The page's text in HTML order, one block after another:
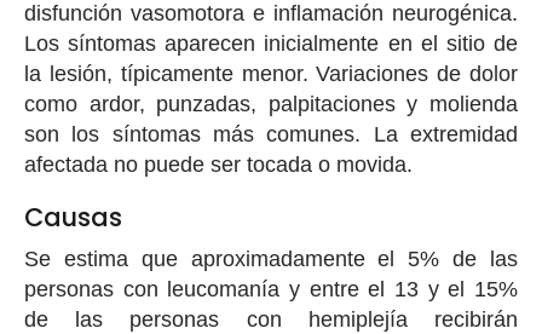
disfunción vasomotora e inflamación neurogénica.
Los síntomas aparecen inicialmente en el sitio de
la lesión, típicamente menor. Variaciones de dolor
como ardor, punzadas, palpitaciones y molienda
son los síntomas más comunes. La extremidad
afectada no puede ser tocada o movida.
Causas
Se estima que aproximadamente el 5% de las
personas con leucomanía y entre el 13 y el 15%
de las personas con hemiplejía recibirán